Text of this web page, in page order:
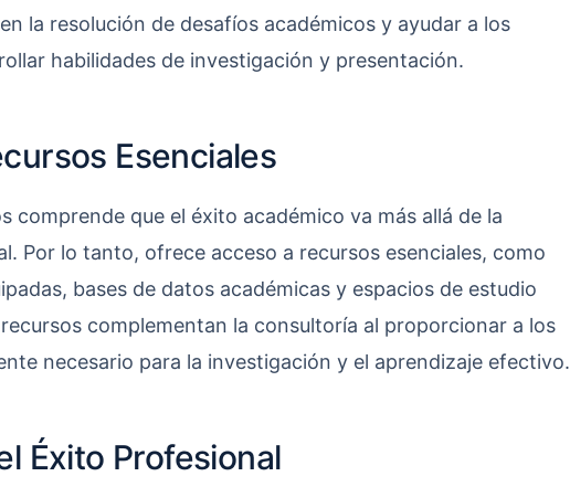
la resolución de desafíos académicos y ayudar a los
habilidades de investigación y presentación.
Esenciales
comprende que el éxito académico va más allá de la
Por lo tanto, ofrece acceso a recursos esenciales, como
bases de datos académicas y espacios de estudio
complementan la consultoría al proporcionar a los
necesario para la investigación y el aprendizaje efectivo.
Éxito Profesional